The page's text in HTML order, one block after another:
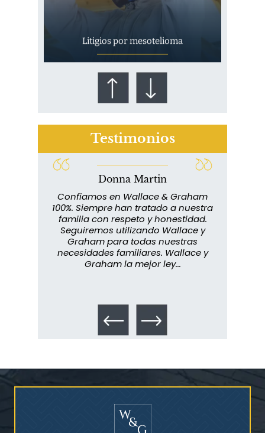
Litigios por mesotelioma
¿Mesotelioma?
Testimonios
Donna Martin
Confiamos en Wallace & Graham
100%. Siempre han tratado a nuestra
familia con respeto y honestidad.
Seguiremos utilizando Wallace y
Graham para todas nuestras
necesidades familiares. Wallace y
Graham la mejor ley...